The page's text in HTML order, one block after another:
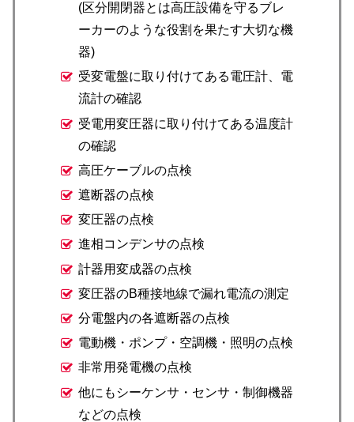
(区分開閉器とは高圧設備を守るブレ
ーカーのような役割を果たす大切な機
器)
受変電盤に取り付けてある電圧計、電
流計の確認
受電用変圧器に取り付けてある温度計
の確認
高圧ケーブルの点検
遮断器の点検
変圧器の点検
進相コンデンサの点検
計器用変成器の点検
変圧器のB種接地線で漏れ電流の測定
分電盤内の各遮断器の点検
電動機・ポンプ・空調機・照明の点検
非常用発電機の点検
他にもシーケンサ・センサ・制御機器
などの点検